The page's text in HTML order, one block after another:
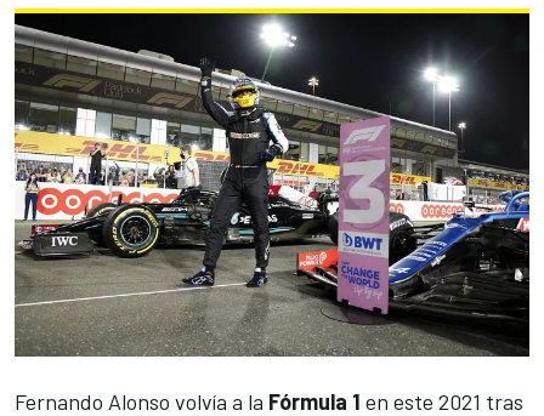
Fernando Alonso volvía a la Fórmula 1 en este 2021 tras